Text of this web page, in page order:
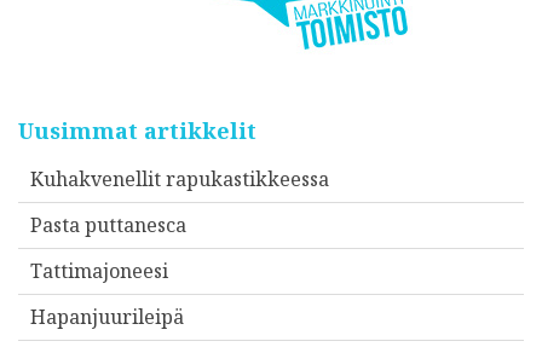
Uusimmat artikkelit
Kuhakvenellit rapukastikkeessa
Pasta puttanesca
Tattimajoneesi
Hapanjuurileipä